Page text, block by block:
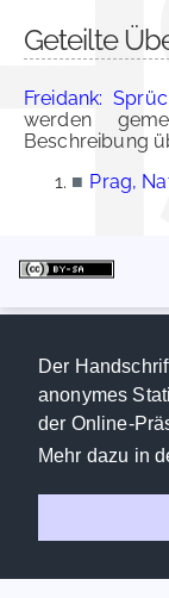
Der
anonymes
der Online-
Mehr dazu in
Geteilte
Freidank:
werden
Beschreibung
■ Prag,